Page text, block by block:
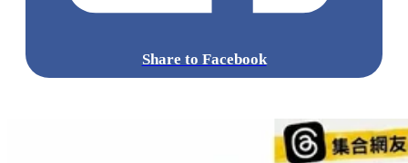
Share to Facebook